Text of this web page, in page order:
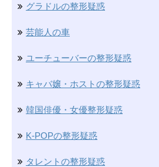
グラドルの整形疑惑
芸能人の車
ユーチューバーの整形疑惑
キャバ嬢・ホストの整形疑惑
韓国俳優・女優整形疑惑
K-POPの整形疑惑
タレントの整形疑惑